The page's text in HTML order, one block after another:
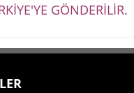
GÖNDERİLİR.